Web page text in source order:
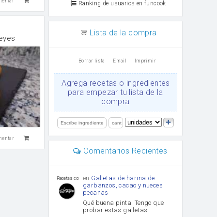
Ranking de usuarios en funcook
Lista de la compra
Borrar lista Email Imprimir
Agrega recetas o ingredientes
para empezar tu lista de la
compra
Comentarios Recientes
Recetas con sazon
en Galletas de harina de
garbanzos, cacao y nueces
pecanas
Qué buena pinta! Tengo que
probar estas galletas.